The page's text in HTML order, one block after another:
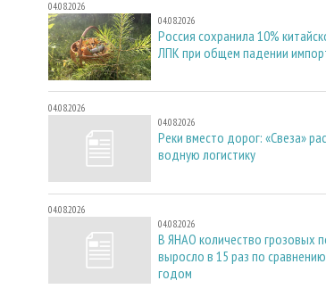
04.08.2026
04.08.2026
Россия сохранила 10%
ЛПК при общем падении
04.08.2026
04.08.2026
Реки вместо дорог: «Свеза»
водную логистику
04.08.2026
04.08.2026
В ЯНАО количество грозовых
выросло в 15 раз по
годом